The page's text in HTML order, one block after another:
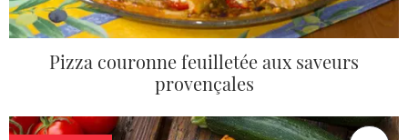
Pizza couronne feuilletée aux saveurs
provençales